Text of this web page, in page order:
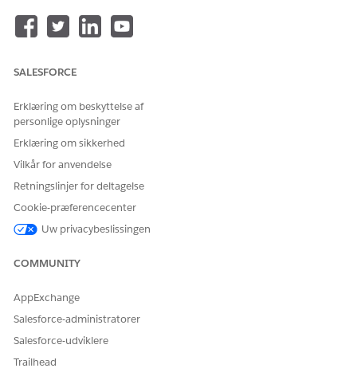
Spor ændringer i arbejdselementer.
Inspector.
Promover arbejdselementer gennem pipelinefaser.
Løs flettekonflikter eller implementeringsfejl ved brug af
DevOps Center Model Context Protocol (MCP)-værktøjer.
For mindre, specifikke implementeringer af metadata og
konfigurationsdata, der ikke kræver en fuld pipeline, skal du
bruge metadata- og dataimplementeringsfunktionen fra DX
DevOps Center
Opsæt DevOps Center
SALESFORCE
Erklæring om beskyttelse af
personlige oplysninger
Erklæring om sikkerhed
Vilkår for anvendelse
Retningslinjer for deltagelse
Cookie-præferencecenter
Uw privacybeslissingen
COMMUNITY
AppExchange
Salesforce-administratorer
Salesforce-udviklere
Trailhead